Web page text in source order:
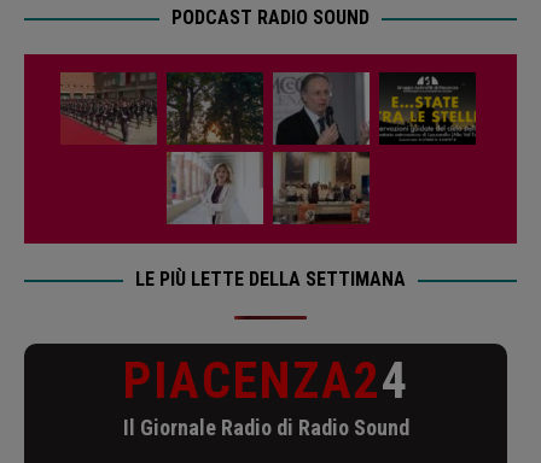
PODCAST RADIO SOUND
LE PIÙ LETTE DELLA SETTIMANA
PIACENZA24
Il Giornale Radio di Radio Sound